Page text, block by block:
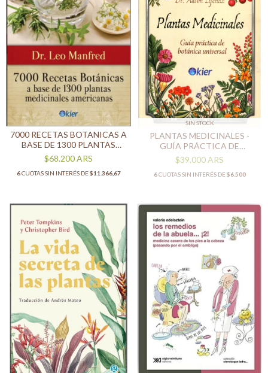
7000 RECETAS BOTANICAS A
BASE DE 1300 PLANTAS
MEDICINALES AMERICANAS
$68.200ARS
6CUOTAS SIN INTERÉS DE$11.366,67
SIN STOCK
PLANTAS MEDICINALES -
GUÍA PRÁCTICA DE
BOTÁNICA ANCESTRAL
$39.000ARS
6CUOTAS SIN INTERÉS DE$6.500